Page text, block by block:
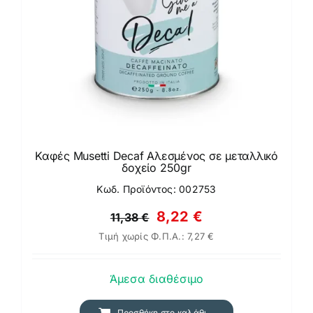
Καφές Musetti Decaf Αλεσμένος σε μεταλλικό
δοχείο 250gr
Κωδ. Προϊόντος: 002753
11,38€ Original
price
11,38 €.
8,22 €
τρέχουσα
είναι:
Τιμή χωρίς Φ.Π.Α.:7,27€
Άμεσα διαθέσιμο